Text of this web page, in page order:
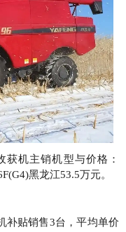
获机主销机型与价格：
黑龙江53.5万元。
补贴销售3台，平均单价